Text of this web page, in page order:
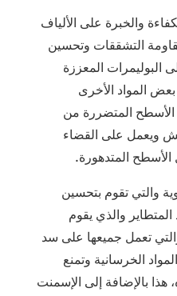
والخبرة على الألياف
التشققات وتحسين
البوليمرات المعززة
بعض المواد الأخرى
الأسطح المتضررة من
ويعمل على القضاء
المتدهورة.
والتي تقوم بتحسين
والذي يقوم
تعمل جميعها على سد
الخرسانية وتمنع
هذا بالإضافة إلى الإسمنت